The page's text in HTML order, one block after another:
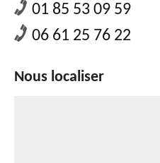
01 85 53 09 59
06 61 25 76 22
Nous localiser